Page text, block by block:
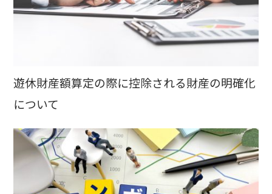
遊休財産額算定の際に控除される財産の明確化
について